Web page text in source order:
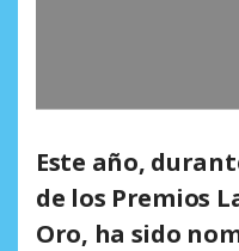
Este año,
de los Premios
Oro, ha sido